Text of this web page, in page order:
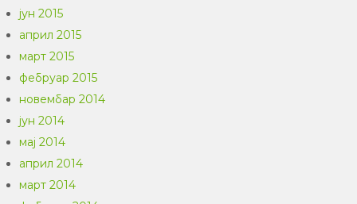
јун 2015
април 2015
март 2015
фебруар 2015
новембар 2014
јун 2014
мај 2014
април 2014
март 2014